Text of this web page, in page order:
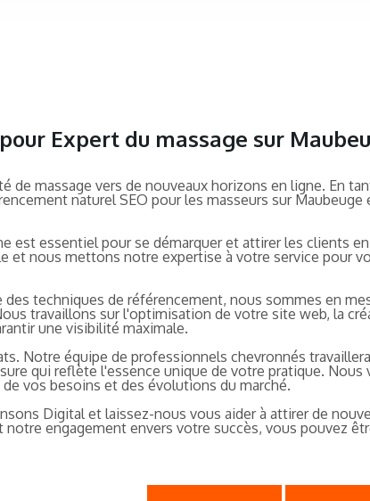
Expert du massage sur
massage vers de nouveaux horizons en ligne. En
naturel SEO pour les masseurs sur Maubeuge
est essentiel pour se démarquer et attirer les clients
nous mettons notre expertise à votre service pour
techniques de référencement, nous sommes en
travaillons sur l'optimisation de votre site web, la
une visibilité maximale.
Notre équipe de professionnels chevronnés
qui reflète l'essence unique de votre pratique.
vos besoins et des évolutions du marché.
Digital et laissez-nous vous aider à attirer de
engagement envers votre succès, vous pouvez